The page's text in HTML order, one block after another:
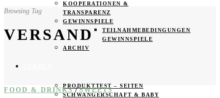
KOOPERATIONEN &
TRANSPARENZ
GEWINNSPIELE
TEILNAHMEBEDINGUNGEN
GEWINNSPIELE
ARCHIV
PRODUKTTEST – SEITEN
SCHWANGERSCHAFT & BABY
Browsing Tag
VERSAND
FOOD & DRINKS / SWEETS